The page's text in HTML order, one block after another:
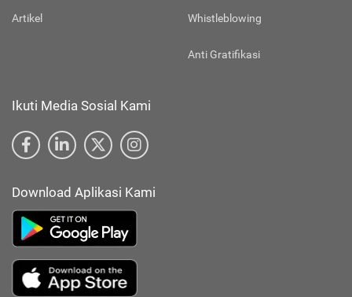
Artikel Whistleblowing
Anti Gratifikasi
Ikuti Media Sosial Kami
Download Aplikasi Kami